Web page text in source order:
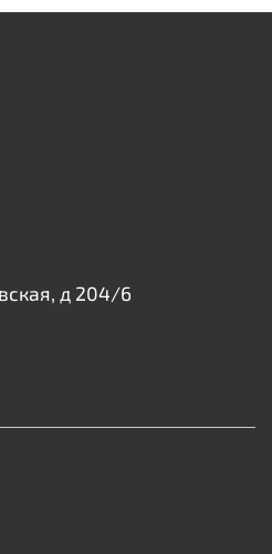
д 204/6